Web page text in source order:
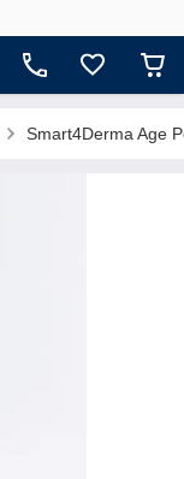
Smart4Derma Age